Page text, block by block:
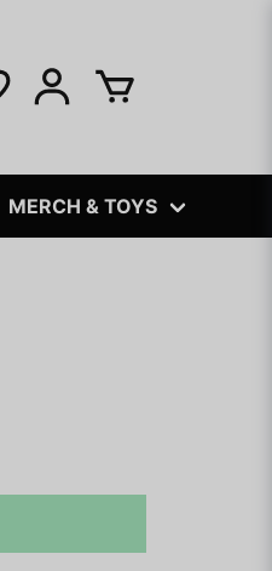
MERCH & TOYS